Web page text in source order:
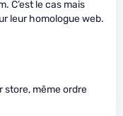
C’est le cas mais
leur homologue web.
store, même ordre